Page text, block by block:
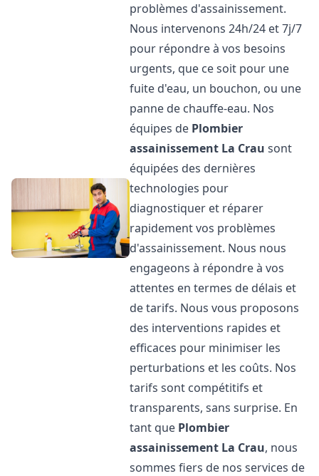
problèmes d'assainissement.
Nous intervenons 24h/24 et 7j/7
pour répondre à vos besoins
urgents, que ce soit pour une
fuite d'eau, un bouchon, ou une
panne de chauffe-eau. Nos
équipes de Plombier
assainissement La Crau sont
équipées des dernières
technologies pour
diagnostiquer et réparer
rapidement vos problèmes
d'assainissement. Nous nous
engageons à répondre à vos
attentes en termes de délais et
de tarifs. Nous vous proposons
des interventions rapides et
efficaces pour minimiser les
perturbations et les coûts. Nos
tarifs sont compétitifs et
transparents, sans surprise. En
tant que Plombier
assainissement La Crau, nous
sommes fiers de nos services de